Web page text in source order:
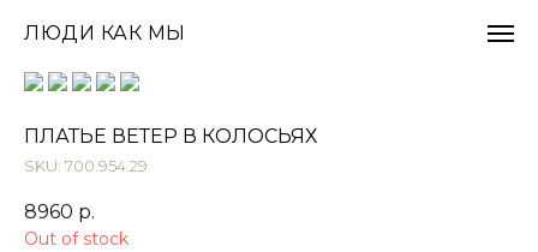
ЛЮДИ КАК МЫ
ПЛАТЬЕ ВЕТЕР В КОЛОСЬЯХ
SKU: 700.954.29
8960 р.
Out of stock